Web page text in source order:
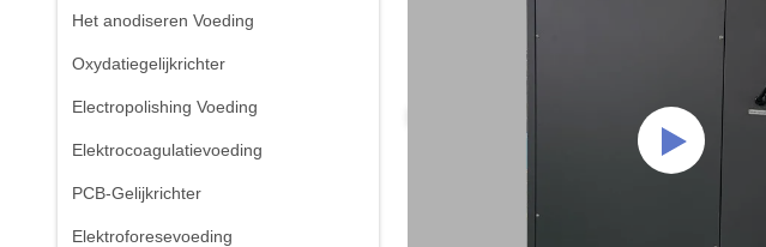
Het anodiseren Voeding
Oxydatiegelijkrichter
Electropolishing Voeding
Elektrocoagulatievoeding
PCB-Gelijkrichter
Elektroforesevoeding